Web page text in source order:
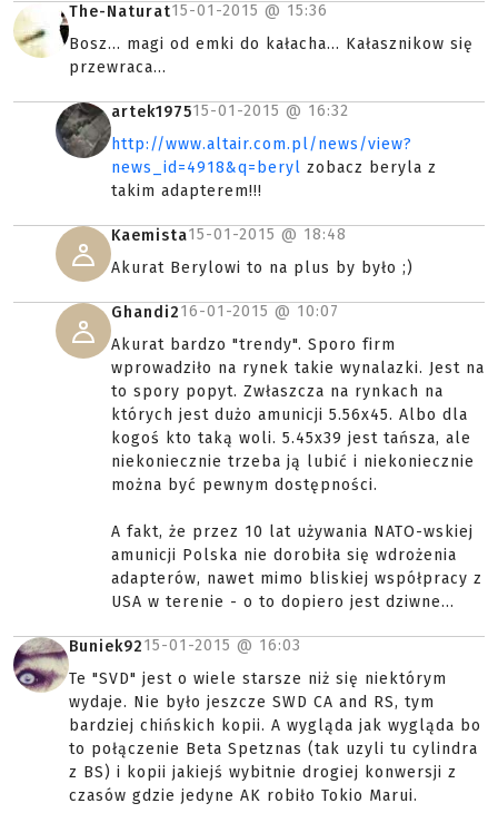
The-Naturat15-01-2015 @ 15:36
Bosz... magi od emki do kałacha... Kałasznikow się
przewraca...
artek197515-01-2015 @ 16:32
http://www.altair.com.pl/news/view?
news_id=4918&q=beryl zobacz beryla z
takim adapterem!!!
Kaemista15-01-2015 @ 18:48
Akurat Berylowi to na plus by było ;)
Ghandi216-01-2015 @ 10:07
Akurat bardzo "trendy". Sporo firm
wprowadziło na rynek takie wynalazki. Jest na
to spory popyt. Zwłaszcza na rynkach na
których jest dużo amunicji 5.56x45. Albo dla
kogoś kto taką woli. 5.45x39 jest tańsza, ale
niekoniecznie trzeba ją lubić i niekoniecznie
można być pewnym dostępności.
A fakt, że przez 10 lat używania NATO-wskiej
amunicji Polska nie dorobiła się wdrożenia
adapterów, nawet mimo bliskiej współpracy z
USA w terenie - o to dopiero jest dziwne...
Buniek9215-01-2015 @ 16:03
Te "SVD" jest o wiele starsze niż się niektórym
wydaje. Nie było jeszcze SWD CA and RS, tym
bardziej chińskich kopii. A wygląda jak wygląda bo
to połączenie Beta Spetznas (tak uzyli tu cylindra
z BS) i kopii jakiejś wybitnie drogiej konwersji z
czasów gdzie jedyne AK robiło Tokio Marui.